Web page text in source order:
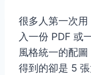
很多人第一次
入一份 PDF 或
風格統一的配
得到的卻是 5